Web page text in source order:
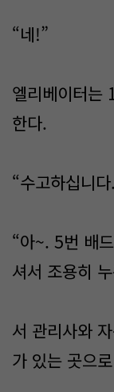
“네!”
엘리베이터는
한다.
“수고하십니
“아~. 5번 배
셔서 조용히
서 관리사와
가 있는 곳으